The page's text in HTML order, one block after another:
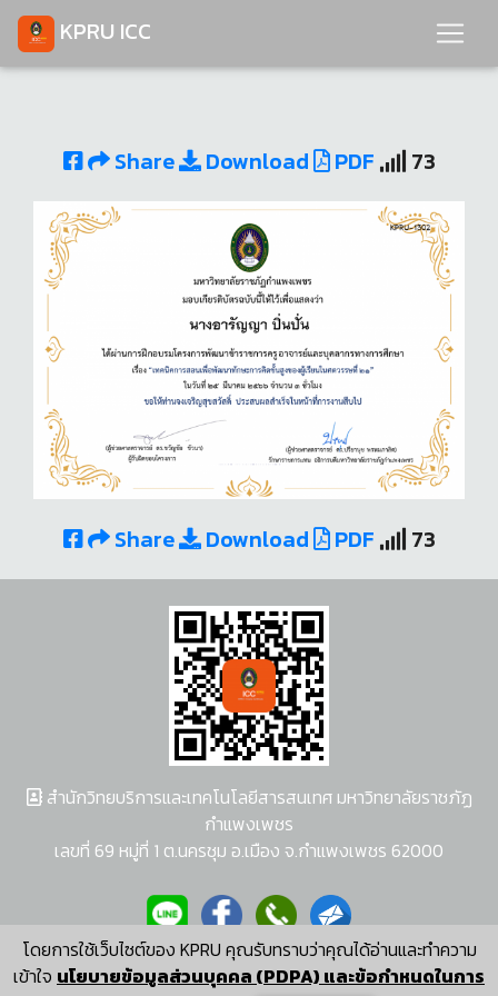
KPRU ICC
Share Download PDF 73
Share Download PDF 73
โดยการใช้เว็บไซต์ของ KPRU คุณรับทราบว่าคุณได้อ่านและทำความ
เข้าใจ นโยบายข้อมูลส่วนบุคคล (PDPA) และข้อกำหนดในการ
สำนักวิทยบริการและเทคโนโลยีสารสนเทศ มหาวิทยาลัยราชภัฏ
กำแพงเพชร
เลขที่ 69 หมู่ที่ 1 ต.นครชุม อ.เมือง จ.กำแพงเพชร 62000
ผู้พัฒนาระบบ อนุชา พวงผกา